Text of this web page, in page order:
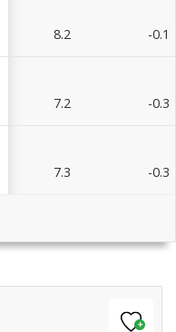
8.2 -0.1
7.2 -0.3
7.3 -0.3